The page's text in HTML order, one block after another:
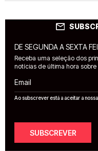
DE SEGUNDA A SEXTA
Receba uma seleção dos
notícias de última hora sobre
Email
Ao subscrever está a aceitar a nossa
SUBSCREVER